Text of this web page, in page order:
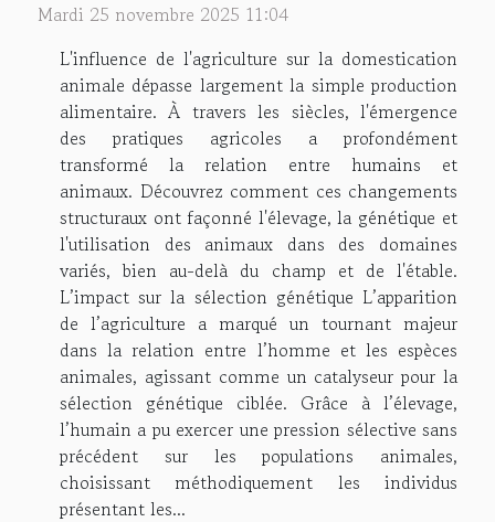
Mardi 25 novembre 2025 11:04
L'influence de l'agriculture sur la domestication
animale dépasse largement la simple production
alimentaire. À travers les siècles, l'émergence
des pratiques agricoles a profondément
transformé la relation entre humains et
animaux. Découvrez comment ces changements
structuraux ont façonné l'élevage, la génétique et
l'utilisation des animaux dans des domaines
variés, bien au-delà du champ et de l'étable.
L’impact sur la sélection génétique L’apparition
de l’agriculture a marqué un tournant majeur
dans la relation entre l’homme et les espèces
animales, agissant comme un catalyseur pour la
sélection génétique ciblée. Grâce à l’élevage,
l’humain a pu exercer une pression sélective sans
précédent sur les populations animales,
choisissant méthodiquement les individus
présentant les...